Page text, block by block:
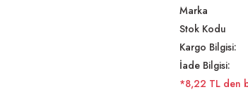
Marka
Stok Kodu
Kargo Bilgisi:
İade Bilgisi:
*8,22 TL den